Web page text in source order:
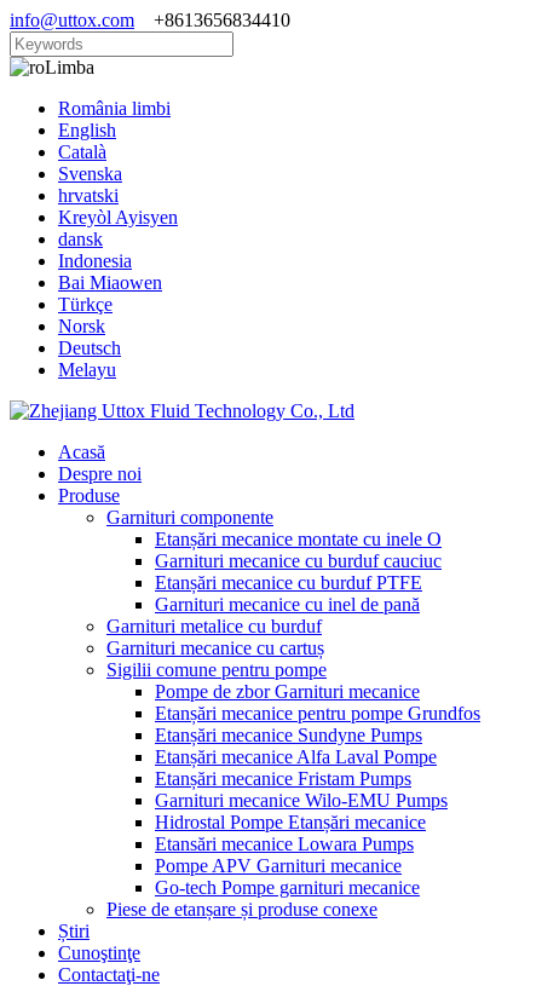
info@uttox.com +8613656834410
Limba
România limbi
English
Català
Svenska
hrvatski
Kreyòl Ayisyen
dansk
Indonesia
Bai Miaowen
Türkçe
Norsk
Deutsch
Melayu
Acasă
Despre noi
Produse
Garnituri componente
Etanșări mecanice montate cu inele O
Garnituri mecanice cu burduf cauciuc
Etanșări mecanice cu burduf PTFE
Garnituri mecanice cu inel de pană
Garnituri metalice cu burduf
Garnituri mecanice cu cartuș
Sigilii comune pentru pompe
Pompe de zbor Garnituri mecanice
Etanșări mecanice pentru pompe Grundfos
Etanșări mecanice Sundyne Pumps
Etanșări mecanice Alfa Laval Pompe
Etanșări mecanice Fristam Pumps
Garnituri mecanice Wilo-EMU Pumps
Hidrostal Pompe Etanșări mecanice
Etansări mecanice Lowara Pumps
Pompe APV Garnituri mecanice
Go-tech Pompe garnituri mecanice
Piese de etanșare și produse conexe
Știri
Cunoştinţe
Contactaţi-ne